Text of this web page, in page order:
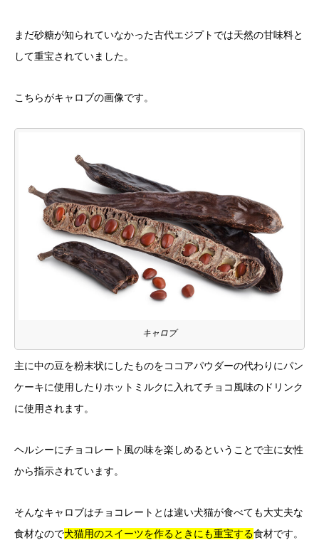
まだ砂糖が知られていなかった古代エジプトでは天然の甘味料と
して重宝されていました。
こちらがキャロブの画像です。
キャロブ
主に中の豆を粉末状にしたものをココアパウダーの代わりにパン
ケーキに使用したりホットミルクに入れてチョコ風味のドリンク
に使用されます。
ヘルシーにチョコレート風の味を楽しめるということで主に女性
から指示されています。
そんなキャロブはチョコレートとは違い犬猫が食べても大丈夫な
食材なので犬猫用のスイーツを作るときにも重宝する食材です。